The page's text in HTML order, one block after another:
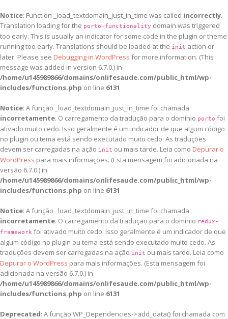
Notice: Function _load_textdomain_just_in_time was called incorrectly.
Translation loading for the porto-functionality domain was triggered
too early. This is usually an indicator for some code in the plugin or theme
running too early. Translations should be loaded at the init action or
later. Please see Debugging in WordPress for more information. (This
message was added in version 6.7.0.) in
/home/u145989866/domains/onlifesaude.com/public_html/wp-
includes/functions.php on line 6131
Notice: A função _load_textdomain_just_in_time foi chamada
incorretamente. O carregamento da tradução para o domínio porto foi
ativado muito cedo. Isso geralmente é um indicador de que algum código
no plugin ou tema está sendo executado muito cedo. As traduções
devem ser carregadas na ação init ou mais tarde. Leia como Depurar o
WordPress para mais informações. (Esta mensagem foi adicionada na
versão 6.7.0.) in
/home/u145989866/domains/onlifesaude.com/public_html/wp-
includes/functions.php on line 6131
Notice: A função _load_textdomain_just_in_time foi chamada
incorretamente. O carregamento da tradução para o domínio redux-
framework foi ativado muito cedo. Isso geralmente é um indicador de que
algum código no plugin ou tema está sendo executado muito cedo. As
traduções devem ser carregadas na ação init ou mais tarde. Leia como
Depurar o WordPress para mais informações. (Esta mensagem foi
adicionada na versão 6.7.0.) in
/home/u145989866/domains/onlifesaude.com/public_html/wp-
includes/functions.php on line 6131
Deprecated: A função WP_Dependencies->add_data() foi chamada com